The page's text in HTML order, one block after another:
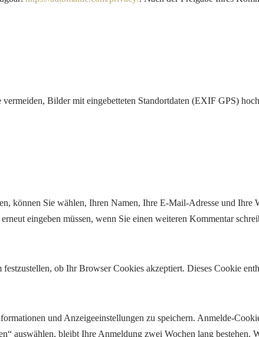
Bilder mit eingebetteten Standortdaten (EXIF GPS)
können Sie wählen, Ihren Namen, Ihre E-Mail-Adresse und Ihre
eingeben müssen, wenn Sie einen weiteren Kommentar
ob Ihr Browser Cookies akzeptiert. Dieses Cookie
und Anzeigeeinstellungen zu speichern. Anmelde-
auswählen, bleibt Ihre Anmeldung zwei Wochen lang bestehen.